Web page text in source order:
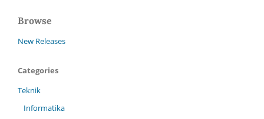
Browse
New Releases
Categories
Teknik
Informatika